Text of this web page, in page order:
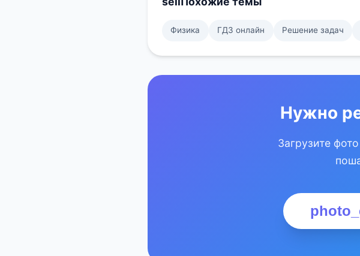
Физика ГДЗ онлайн Решение задач
Нужно
Загрузите